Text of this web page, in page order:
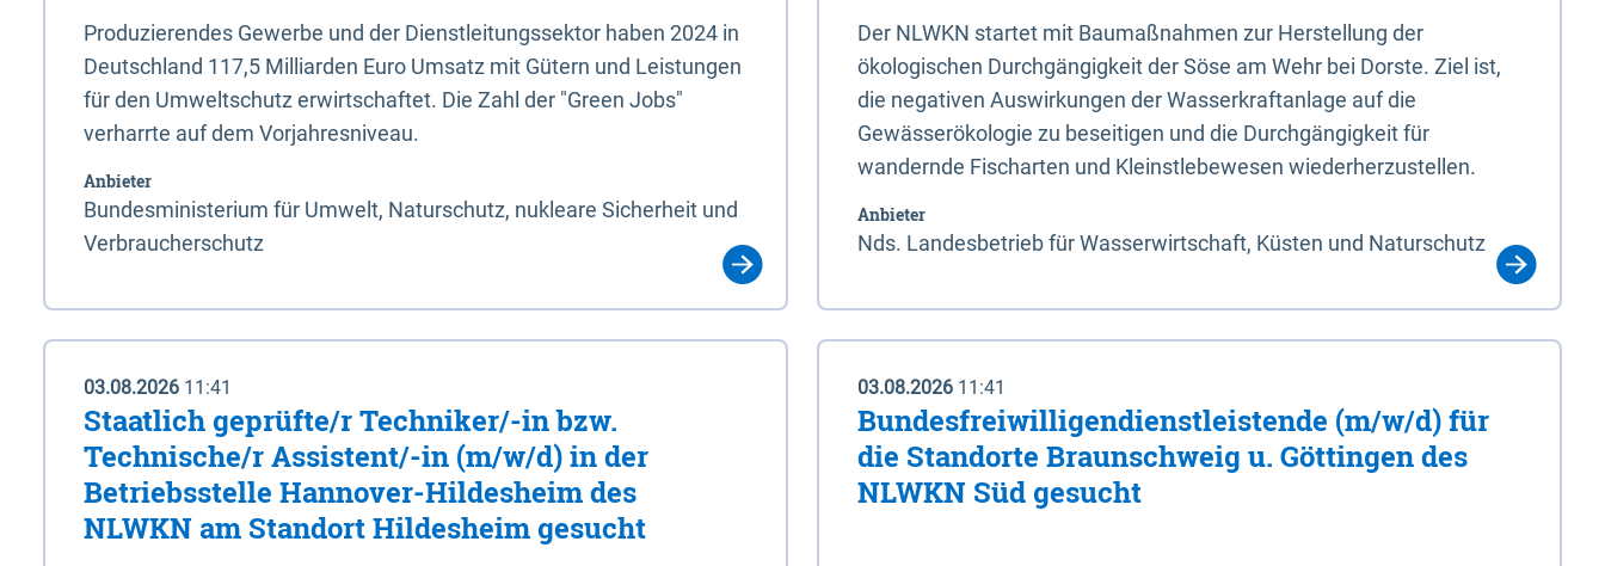
Produzierendes Gewerbe und der Dienstleitungssektor haben 2024 in
Deutschland 117,5 Milliarden Euro Umsatz mit Gütern und Leistungen
für den Umweltschutz erwirtschaftet. Die Zahl der "Green Jobs"
verharrte auf dem Vorjahresniveau.
Anbieter
Bundesministerium für Umwelt, Naturschutz, nukleare Sicherheit und
Verbraucherschutz
Der NLWKN startet mit Baumaßnahmen zur Herstellung der
ökologischen Durchgängigkeit der Söse am Wehr bei Dorste. Ziel ist,
die negativen Auswirkungen der Wasserkraftanlage auf die
Gewässerökologie zu beseitigen und die Durchgängigkeit für
wandernde Fischarten und Kleinstlebewesen wiederherzustellen.
Anbieter
Nds. Landesbetrieb für Wasserwirtschaft, Küsten und Naturschutz
03.08.2026 11:41
Staatlich geprüfte/r Techniker/-in bzw.
Technische/r Assistent/-in (m/w/d) in der
Betriebsstelle Hannover-Hildesheim des
NLWKN am Standort Hildesheim gesucht
03.08.2026 11:41
Bundesfreiwilligendienstleistende (m/w/d) für
die Standorte Braunschweig u. Göttingen des
NLWKN Süd gesucht